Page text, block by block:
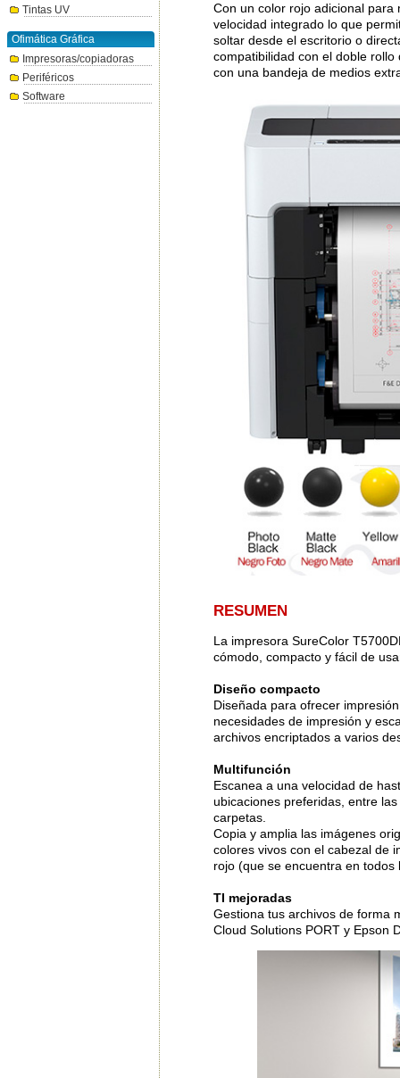
Tintas UV
Ofimática Gráfica
Impresoras/copiadoras
Periféricos
Software
Con un color rojo adicional
velocidad integrado lo que
soltar desde el escritorio o
compatibilidad con el doble
con una bandeja de medios
RESUMEN
La impresora SureColor
cómodo, compacto y fácil de
Diseño compacto
Diseñada para ofrecer
necesidades de impresión y
archivos encriptados a varios
Multifunción
Escanea a una velocidad de
ubicaciones preferidas, entre
carpetas.
Copia y amplia las imágenes
colores vivos con el cabezal de
rojo (que se encuentra en todos
TI mejoradas
Gestiona tus archivos de forma
Cloud Solutions PORT y Epson